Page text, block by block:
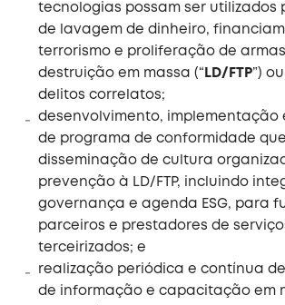
tecnologias possam ser utilizados
de lavagem de dinheiro,
terrorismo e proliferação de
destruição em massa (“ LD/FTP”)
delitos correlatos;
desenvolvimento, implementação
de programa de conformidade
disseminação de cultura
prevenção à LD/FTP, incluindo
governança e agenda ESG, para
parceiros e prestadores de
terceirizados; e
realização periódica e contínua
de informação e capacitação em